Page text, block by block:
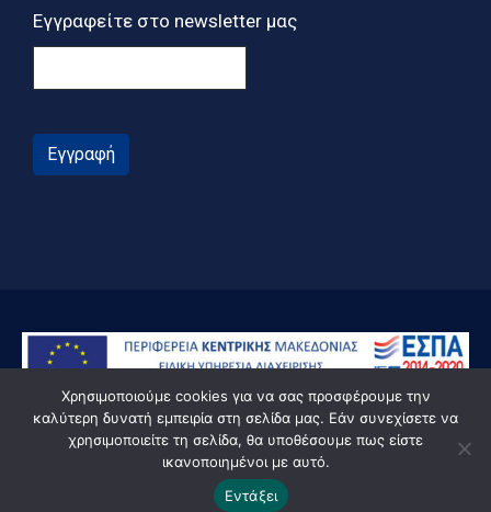
Εγγραφείτε στο newsletter μας
Εγγραφή
© Powered by Knowledge AE
Χρησιμοποιούμε cookies για να σας προσφέρουμε την
καλύτερη δυνατή εμπειρία στη σελίδα μας. Εάν συνεχίσετε να
χρησιμοποιείτε τη σελίδα, θα υποθέσουμε πως είστε
ικανοποιημένοι με αυτό.
Εντάξει